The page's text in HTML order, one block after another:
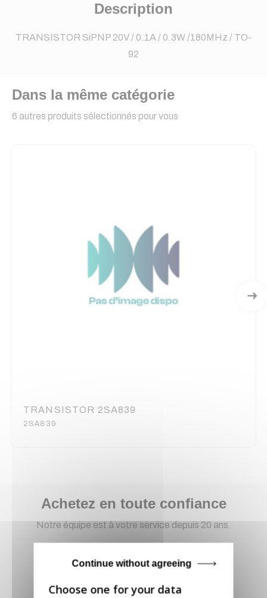
Description
TRANSISTOR SiPNP 20V / 0.1A / 0.3W /180MHz / TO-
92
Dans la même catégorie
6 autres produits sélectionnés pour vous
TRANSISTOR 2SA839
2SA839
Achetez en toute confiance
Notre équipe est à votre service depuis 20 ans.
Retirer vos produits
Continue without agreeing